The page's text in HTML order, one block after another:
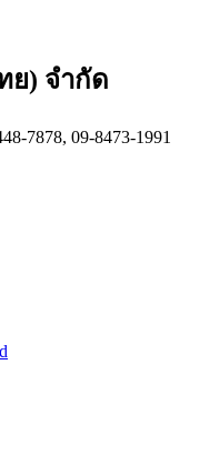
ย) จำกัด
7878, 09-8473-1991